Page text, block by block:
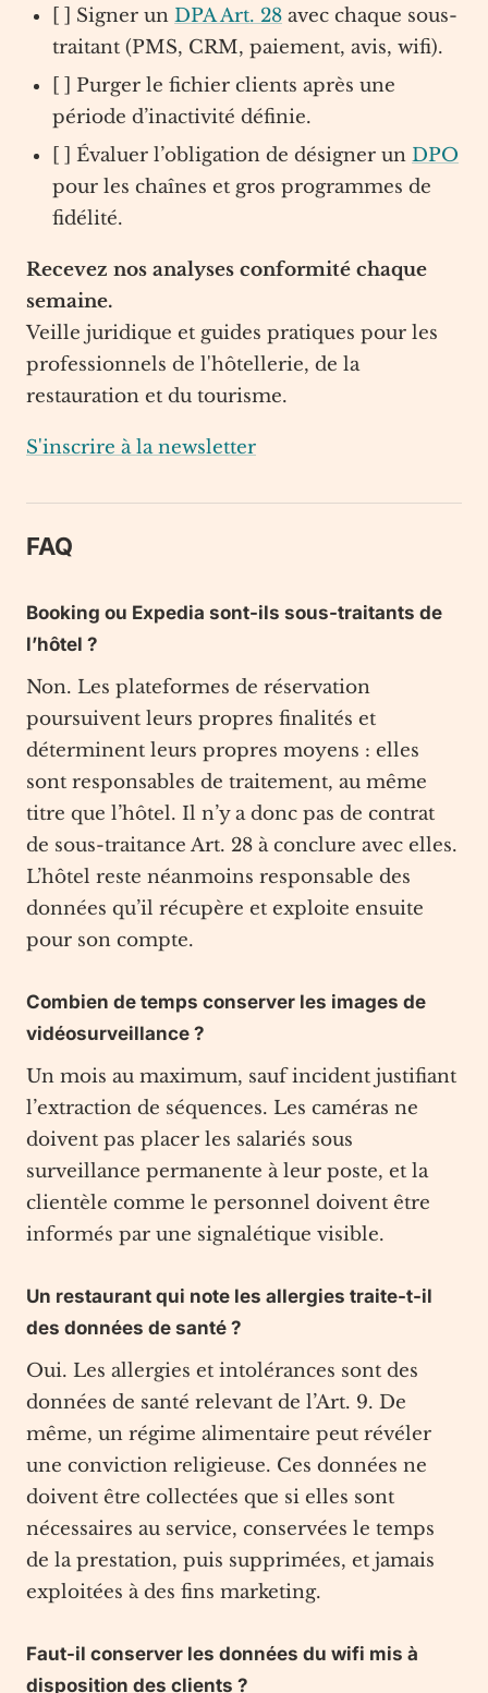
[ ] Signer un DPA Art. 28 avec chaque sous-
traitant (PMS, CRM, paiement, avis, wifi).
[ ] Purger le fichier clients après une
période d’inactivité définie.
[ ] Évaluer l’obligation de désigner un DPO
pour les chaînes et gros programmes de
fidélité.
Recevez nos analyses conformité chaque
semaine.
Veille juridique et guides pratiques pour les
professionnels de l'hôtellerie, de la
restauration et du tourisme.
S'inscrire à la newsletter
FAQ
Booking ou Expedia sont-ils sous-traitants de
l’hôtel ?
Non. Les plateformes de réservation
poursuivent leurs propres finalités et
déterminent leurs propres moyens : elles
sont responsables de traitement, au même
titre que l’hôtel. Il n’y a donc pas de contrat
de sous-traitance Art. 28 à conclure avec elles.
L’hôtel reste néanmoins responsable des
données qu’il récupère et exploite ensuite
pour son compte.
Combien de temps conserver les images de
vidéosurveillance ?
Un mois au maximum, sauf incident justifiant
l’extraction de séquences. Les caméras ne
doivent pas placer les salariés sous
surveillance permanente à leur poste, et la
clientèle comme le personnel doivent être
informés par une signalétique visible.
Un restaurant qui note les allergies traite-t-il
des données de santé ?
Oui. Les allergies et intolérances sont des
données de santé relevant de l’Art. 9. De
même, un régime alimentaire peut révéler
une conviction religieuse. Ces données ne
doivent être collectées que si elles sont
nécessaires au service, conservées le temps
de la prestation, puis supprimées, et jamais
exploitées à des fins marketing.
Faut-il conserver les données du wifi mis à
disposition des clients ?